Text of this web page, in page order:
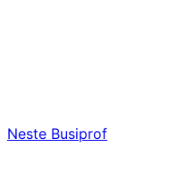
Neste Busiprof